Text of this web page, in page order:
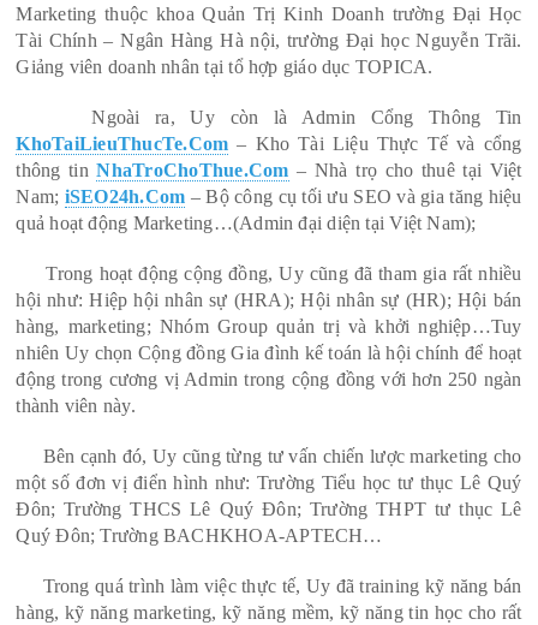
Marketing thuộc khoa Quản Trị Kinh Doanh trường Đại Học
Tài Chính – Ngân Hàng Hà nội, trường Đại học Nguyễn Trãi.
Giảng viên doanh nhân tại tổ hợp giáo dục TOPICA.
Ngoài ra, Uy còn là Admin Cổng Thông Tin
KhoTaiLieuThucTe.Com – Kho Tài Liệu Thực Tế và cổng
thông tinNhaTroChoThue.Com – Nhà trọ cho thuê tại Việt
Nam; iSEO24h.Com – Bộ công cụ tối ưu SEO và gia tăng hiệu
quả hoạt động Marketing…(Admin đại diện tại Việt Nam);
Trong hoạt động cộng đồng, Uy cũng đã tham gia rất nhiều
hội như: Hiệp hội nhân sự (HRA); Hội nhân sự (HR); Hội bán
hàng, marketing; Nhóm Group quản trị và khởi nghiệp…Tuy
nhiên Uy chọn Cộng đồng Gia đình kế toán là hội chính để hoạt
động trong cương vị Admin trong cộng đồng với hơn 250 ngàn
thành viên này.
Bên cạnh đó, Uy cũng từng tư vấn chiến lược marketing cho
một số đơn vị điển hình như: Trường Tiểu học tư thục Lê Quý
Đôn; Trường THCS Lê Quý Đôn; Trường THPT tư thục Lê
Quý Đôn; Trường BACHKHOA-APTECH…
Trong quá trình làm việc thực tế, Uy đã training kỹ năng bán
hàng, kỹ năng marketing, kỹ năng mềm, kỹ năng tin học cho rất